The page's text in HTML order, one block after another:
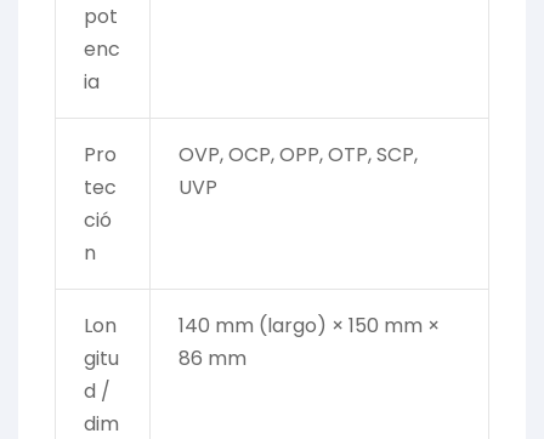
pot
enc
ia
Pro
tec
ció
n
OVP, OCP, OPP, OTP, SCP,
UVP
Lon
gitu
d /
dim
140 mm (largo) × 150 mm ×
86 mm